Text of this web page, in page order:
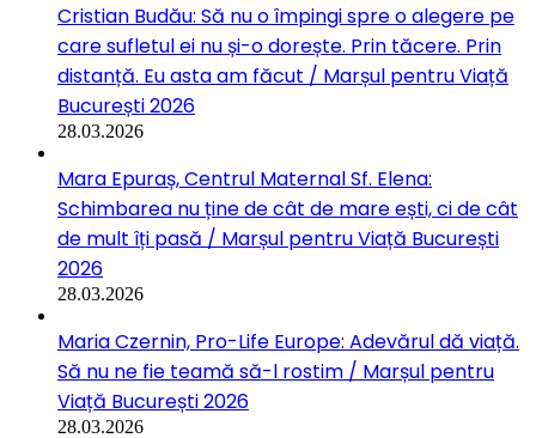
Cristian Budău: Să nu o împingi spre o alegere pe
care sufletul ei nu și-o dorește. Prin tăcere. Prin
distanță. Eu asta am făcut / Marșul pentru Viață
București 2026
28.03.2026
Mara Epuraș, Centrul Maternal Sf. Elena:
Schimbarea nu ține de cât de mare ești, ci de cât
de mult îți pasă / Marșul pentru Viață București
2026
28.03.2026
Maria Czernin, Pro-Life Europe: Adevărul dă viață.
Să nu ne fie teamă să-l rostim / Marșul pentru
Viață București 2026
28.03.2026